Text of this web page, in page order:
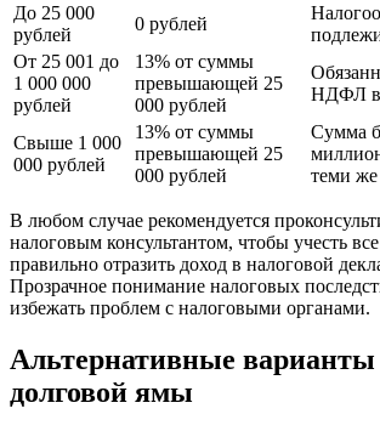
До 25 000
рублей
0 рублей
От 25 001 до
1 000 000
рублей
13% от суммы
превышающей 25
000 рублей
НДФЛ
Свыше 1 000
000 рублей
13% от суммы
превышающей 25
000 рублей
Сумма
теми же
В любом случае рекомендуется
налоговым консультантом, чтобы учесть
правильно отразить доход в налоговой
Прозрачное понимание налоговых
избежать проблем с налоговыми органами.
Альтернативные варианты
долговой ямы